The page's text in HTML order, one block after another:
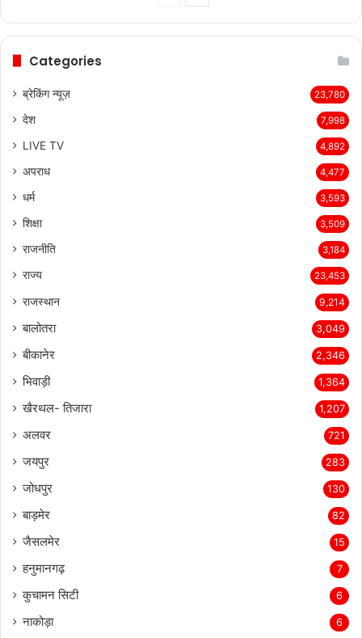
Categories
ब्रेकिंग न्यूज़ 23,780
देश 7,998
LIVE TV 4,892
अपराध 4,477
धर्म 3,593
शिक्षा 3,509
राजनीति 3,184
राज्य 23,453
राजस्थान 9,214
बालोतरा 3,049
बीकानेर 2,346
भिवाड़ी 1,364
खैरथल- तिजारा 1,207
अलवर 721
जयपुर 283
जोधपुर 130
बाड़मेर 82
जैसलमेर 15
हनुमानगढ़ 7
कुचामन सिटी 6
नाकोड़ा 6